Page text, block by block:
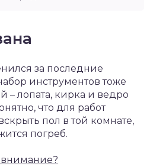
за последние
инструментов тоже
– лопата, кирка и ведро
что для работ
пол в той комнате,
погреб.
внимание?